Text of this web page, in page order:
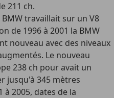
211 ch.
travaillait sur un V8
de 1996 à 2001 la BMW
nouveau avec des niveaux
Le nouveau
238 ch pour avait un
jusqu'à 345 mètres
à 2005, dates de la